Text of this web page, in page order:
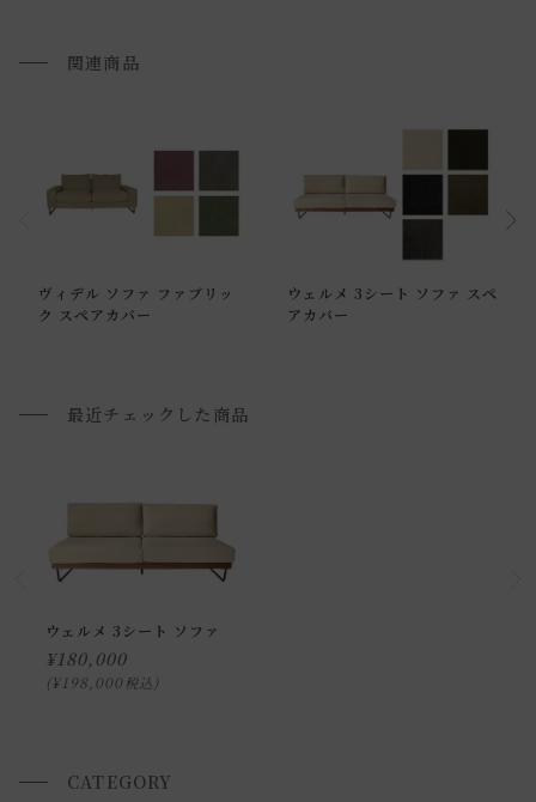
お買い物ガイド(返品・交換について)」を
ご覧ください。
関連商品
ヴィデル ソファ ファブリッ
ク スペアカバー
ウェルメ 3シート ソファ スペ
アカバー
最近チェックした商品
ウェルメ 3シート ソファ
¥180,000
¥198,000 税込
CATEGORY